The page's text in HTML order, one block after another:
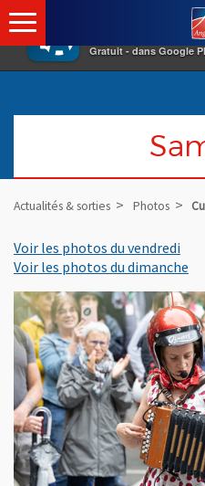
×
Gratuit - dans Google
Actualités & sorties Photos
Voir les photos du vendredi
Voir les photos du dimanche